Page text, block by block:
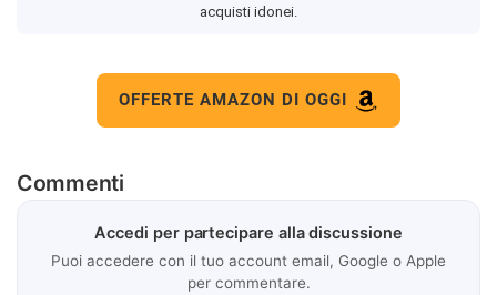
acquisti idonei.
OFFERTE AMAZON DI OGGI
Commenti
Accedi per partecipare alla discussione
Puoi accedere con il tuo account email, Google o Apple
per commentare.